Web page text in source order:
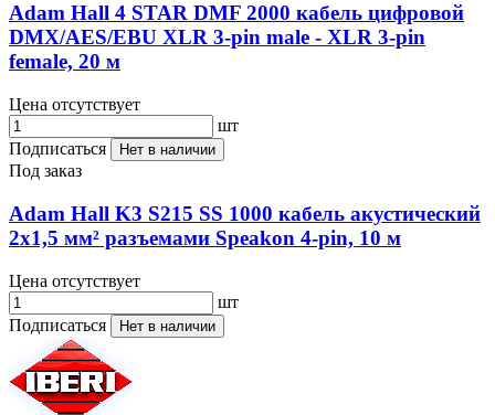
Adam Hall 4 STAR DMF 2000 кабель цифровой
DMX/AES/EBU XLR 3-pin male - XLR 3-pin
female, 20 м
Цена отсутствует
шт
Подписаться
Нет в наличии
Под заказ
Adam Hall K3 S215 SS 1000 кабель акустический
2x1,5 мм² разъемами Speakon 4-pin, 10 м
Цена отсутствует
шт
Подписаться
Нет в наличии